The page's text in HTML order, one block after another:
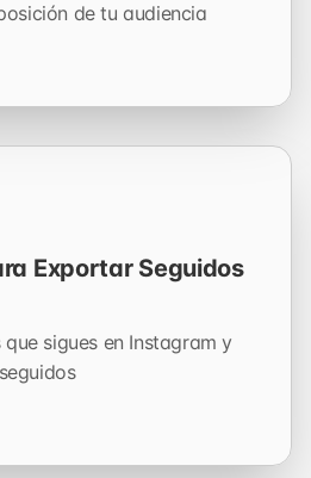
de tu audiencia
Exportar Seguidos
sigues en Instagram y